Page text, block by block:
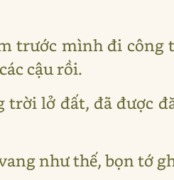
trước mình đi công
cậu rồi.
trời lở đất, đã được
như thế, bọn tớ